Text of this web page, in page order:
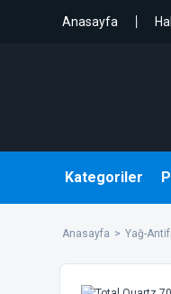
Anasayfa
Kategoriler
Anasayfa Yağ-